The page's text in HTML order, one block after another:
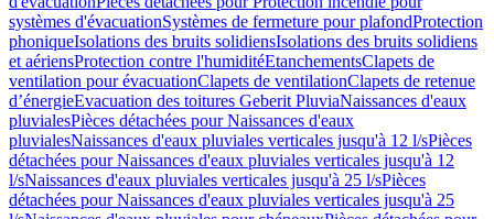
systèmes d'évacuationSystèmes de fermeture pour plafondProtection
phoniqueIsolations des bruits solidiensIsolations des bruits solidiens
et aériensProtection contre l'humiditéEtanchementsClapets de
ventilation pour évacuationClapets de ventilationClapets de retenue
d’énergieEvacuation des toitures Geberit PluviaNaissances d'eaux
pluvialesPièces détachées pour Naissances d'eaux
pluvialesNaissances d'eaux pluviales verticales jusqu'à 12 l/sPièces
détachées pour Naissances d'eaux pluviales verticales jusqu'à 12
l/sNaissances d'eaux pluviales verticales jusqu'à 25 l/sPièces
détachées pour Naissances d'eaux pluviales verticales jusqu'à 25